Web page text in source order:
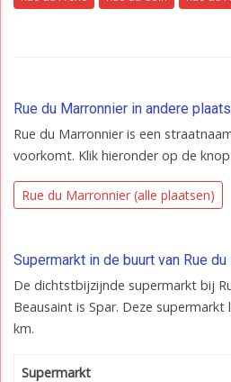
Rue du Marronnier in andere
Rue du Marronnier is een
voorkomt. Klik hieronder op de
Rue du Marronnier (alle plaatsen)
Supermarkt in de buurt van Rue
De dichtstbijzijnde supermarkt bij
Beausaint is Spar. Deze
km.
Supermarkt